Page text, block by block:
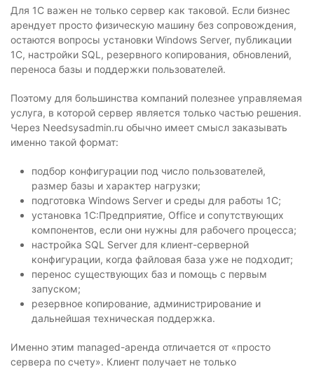
Для 1С важен не только сервер как таковой. Если бизнес
арендует просто физическую машину без сопровождения,
остаются вопросы установки Windows Server, публикации
1С, настройки SQL, резервного копирования, обновлений,
переноса базы и поддержки пользователей.
Поэтому для большинства компаний полезнее управляемая
услуга, в которой сервер является только частью решения.
Через Needsysadmin.ru обычно имеет смысл заказывать
именно такой формат:
подбор конфигурации под число пользователей,
размер базы и характер нагрузки;
подготовка Windows Server и среды для работы 1С;
установка 1С:Предприятие, Office и сопутствующих
компонентов, если они нужны для рабочего процесса;
настройка SQL Server для клиент-серверной
конфигурации, когда файловая база уже не подходит;
перенос существующих баз и помощь с первым
запуском;
резервное копирование, администрирование и
дальнейшая техническая поддержка.
Именно этим managed-аренда отличается от «просто
сервера по счету». Клиент получает не только